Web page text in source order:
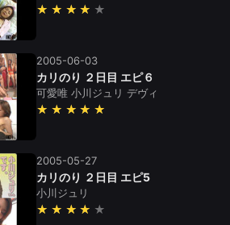
★★★★
2005-06-03
カリのり ２日目 エピ６
可愛唯 小川ジュリ デヴィ
★★★★★
2005-05-27
カリのり ２日目 エピ5
小川ジュリ
★★★★